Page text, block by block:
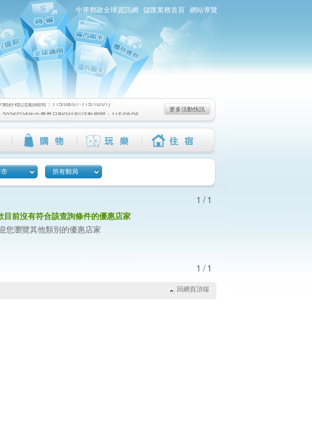
中華郵政全球資訊網 儲匯業務首頁 網站導覽
好禮(活動期間：115/08/07-115/10/01)
2026巨城年中慶夏日BIG好刷(活動期間：115/08/06-
第2波 刷卡郵好禮(活動期間：115/08/06-115/09/02)
郵好禮(活動期間：115/08/07-115/10/01)
巨城年中慶夏日BIG好刷(活動期間：115/08/06-
第2波 刷卡郵好禮(活動期間：115/08/06-115/09/02)
更多活動快訊
所有郵局
1/1
目前沒有符合該查詢條件的優惠店家
您瀏覽其他類別的優惠店家
1/1
回網頁頂端